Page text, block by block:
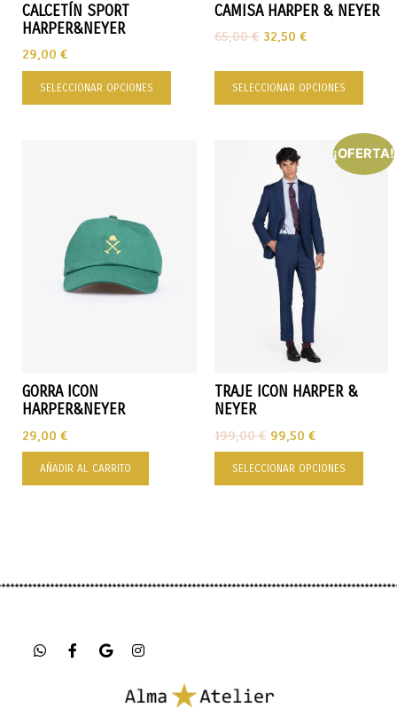
CALCETÍN SPORT
HARPER&NEYER
29,00 €
SELECCIONAR OPCIONES
CAMISA HARPER & NEYER
65,00€ 32,50 €
SELECCIONAR OPCIONES
GORRA ICON
HARPER&NEYER
29,00 €
AÑADIR AL CARRITO
¡OFERTA!
TRAJE ICON HARPER &
NEYER
199,00€ 99,50 €
SELECCIONAR OPCIONES